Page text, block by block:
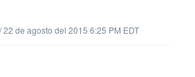
/22 de agosto del 2015 6:25 PM EDT